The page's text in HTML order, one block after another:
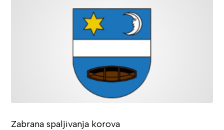
Zabrana spaljivanja korova